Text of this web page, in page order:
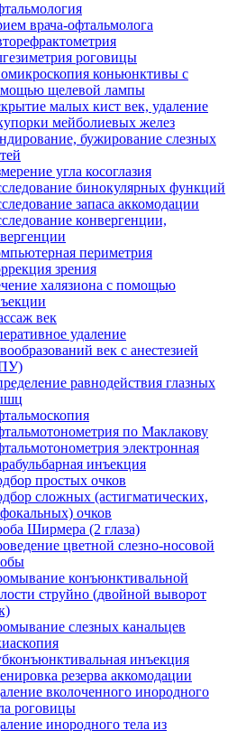
врача-офтальмолога
роговицы
коньюнктивы с
щелевой лампы
малых кист век, удаление
мейболиевых желез
бужирование слезных
угла косоглазия
бинокулярных функций
запаса аккомодации
конвергенции,
периметрия
зрения
халязиона с помощью
век
удаление
век с анестезией
равнодействия глазных
по Маклакову
электронная
инъекция
простых очков
сложных (астигматических,
очков
Ширмера (2 глаза)
цветной слезно-носовой
конъюнктивальной
струйно (двойной выворот
слезных канальцев
инъекция
резерва аккомодации
вколоченного инородного
роговицы
инородного тела из